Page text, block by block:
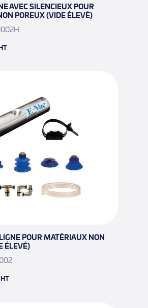
AVEC SILENCIEUX POUR
POREUX (VIDE ÉLEVÉ)
POUR MATÉRIAUX NON
ÉLEVÉ)
HT